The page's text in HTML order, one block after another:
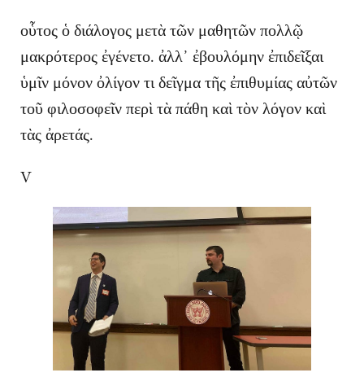
οὗτος ὁ διάλογος μετὰ τῶν μαθητῶν πολλῷ
μακρότερος ἐγένετο. ἀλλ᾽ ἐβουλόμην ἐπιδεῖξαι
ὑμῖν μόνον ὀλίγον τι δεῖγμα τῆς ἐπιθυμίας αὐτῶν
τοῦ φιλοσοφεῖν περὶ τὰ πάθη καὶ τὸν λόγον καὶ
τὰς ἀρετάς.
V